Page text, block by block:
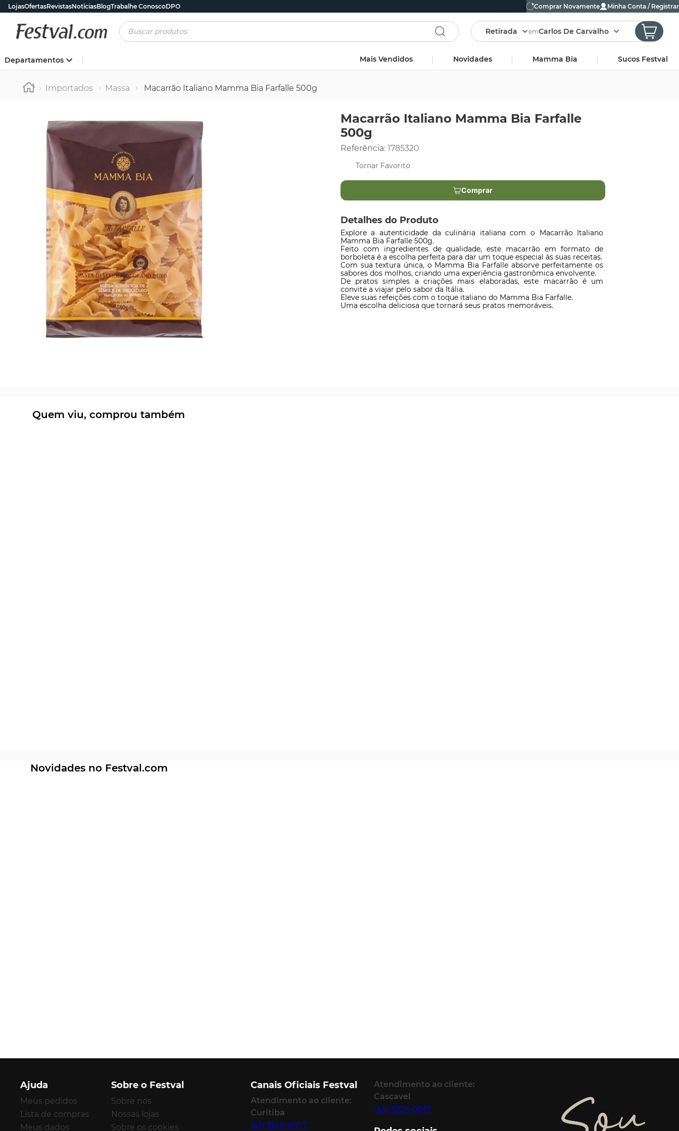
LojasOfertasRevistasNotíciasBlogTrabalhe ConoscoDPO Comprar Novamente Minha Conta / Registrar
Buscar produtos
Retirada emCarlos De Carvalho
Departamentos Mais Vendidos Novidades Mamma Bia Sucos Festval
Importados Massa Macarrão Italiano Mamma Bia Farfalle 500g
Macarrão Italiano Mamma Bia Farfalle
500g
Referência: 1785320
Comprar
Detalhes do Produto
Explore a autenticidade da culinária italiana com o Macarrão Italiano
Mamma Bia Farfalle 500g.
Feito com ingredientes de qualidade, este macarrão em formato de
borboleta é a escolha perfeita para dar um toque especial às suas receitas.
Com sua textura única, o Mamma Bia Farfalle absorve perfeitamente os
sabores dos molhos, criando uma experiência gastronômica envolvente.
De pratos simples a criações mais elaboradas, este macarrão é um
convite a viajar pelo sabor da Itália.
Eleve suas refeições com o toque italiano do Mamma Bia Farfalle.
Uma escolha deliciosa que tornará seus pratos memoráveis.
Quem viu, comprou também
Novidades no Festval.com
Ajuda
Meus pedidos
Lista de compras
Meus dados
Sobre o Festval
Sobre nós
Nossas lojas
Sobre os cookies
Canais Oficiais Festval
Atendimento ao cliente:
Curitiba
(41) 3148-6507
Atendimento ao cliente:
Cascavel
(45) 3225-0017